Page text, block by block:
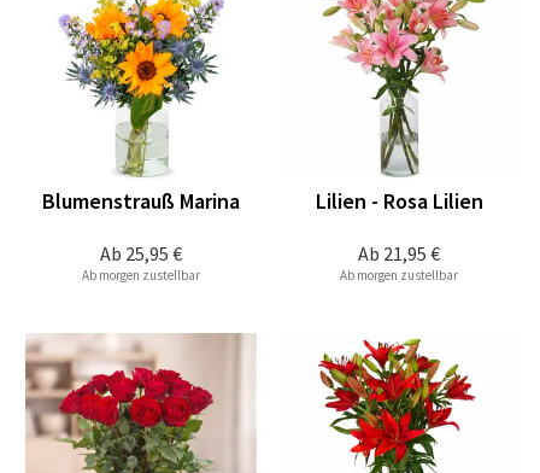
Ab 25,95 €
Blumenstrauß Marina
Ab morgen zustellbar
Ab 21,95 €
Lilien - Rosa Lilien
Ab morgen zustellbar